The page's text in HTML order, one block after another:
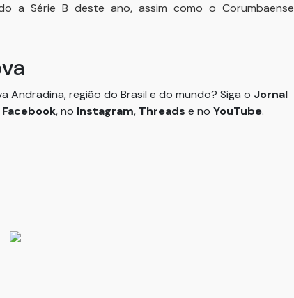
a Série B deste ano, assim como o Corumbaense
região do Brasil e do mundo? Siga o Jornal
Facebook, no Instagram, Threads e no YouTube.